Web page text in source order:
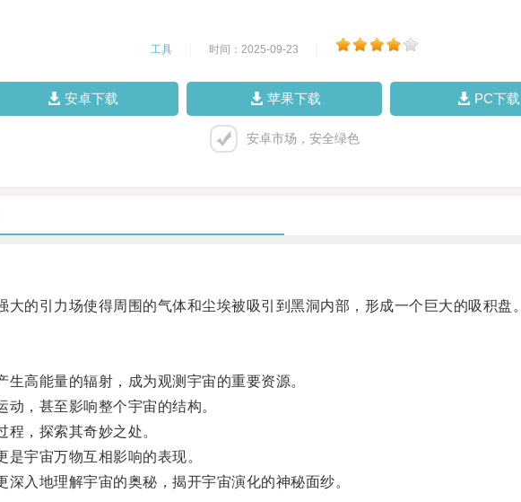
工具 时间：2025-09-23
安卓下载 苹果下载 PC下载
安卓市场，安全绿色
引力场使得周围的气体和尘埃被吸引到黑洞内部，形成一个巨大的吸积盘。
高能量的辐射，成为观测宇宙的重要资源。
，甚至影响整个宇宙的结构。
，探索其奇妙之处。
宇宙万物互相影响的表现。
入地理解宇宙的奥秘，揭开宇宙演化的神秘面纱。